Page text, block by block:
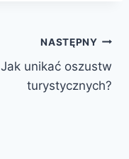
NASTĘPNY
Jak unikać oszustw
turystycznych?